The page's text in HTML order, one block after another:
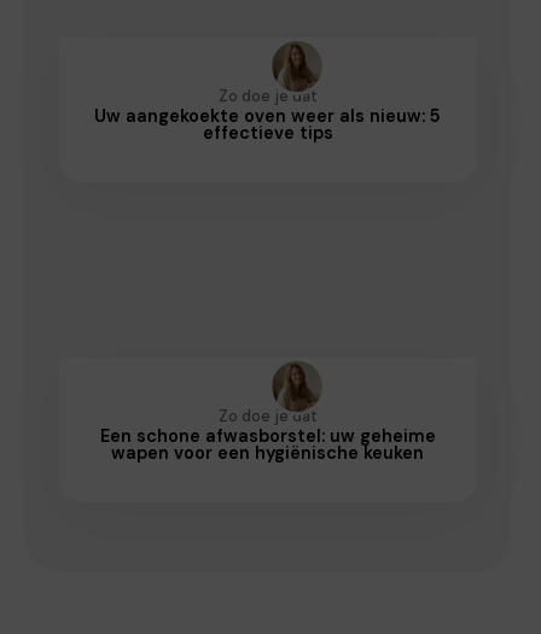
Zo doe je dat
Uw aangekoekte oven weer als nieuw: 5
effectieve tips
Zo doe je dat
Een schone afwasborstel: uw geheime
wapen voor een hygiënische keuken